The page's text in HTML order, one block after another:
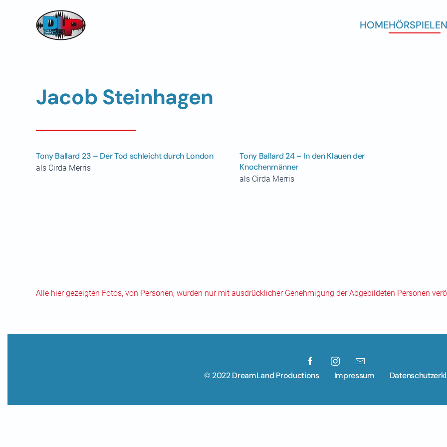
Skip to main content HOMEHÖRSPIELE
Jacob Steinhagen
Tony Ballard 23 – Der Tod schleicht durch London
als Cirda Merris
Tony Ballard 24 – In den Klauen der
Knochenmänner
als Cirda Merris
Alle hier gezeigten Fotos, von Personen, wurden nur mit ausdrücklicher Genehmigung der Abgebildeten Personen
© 2022 DreamLand Productions Impressum